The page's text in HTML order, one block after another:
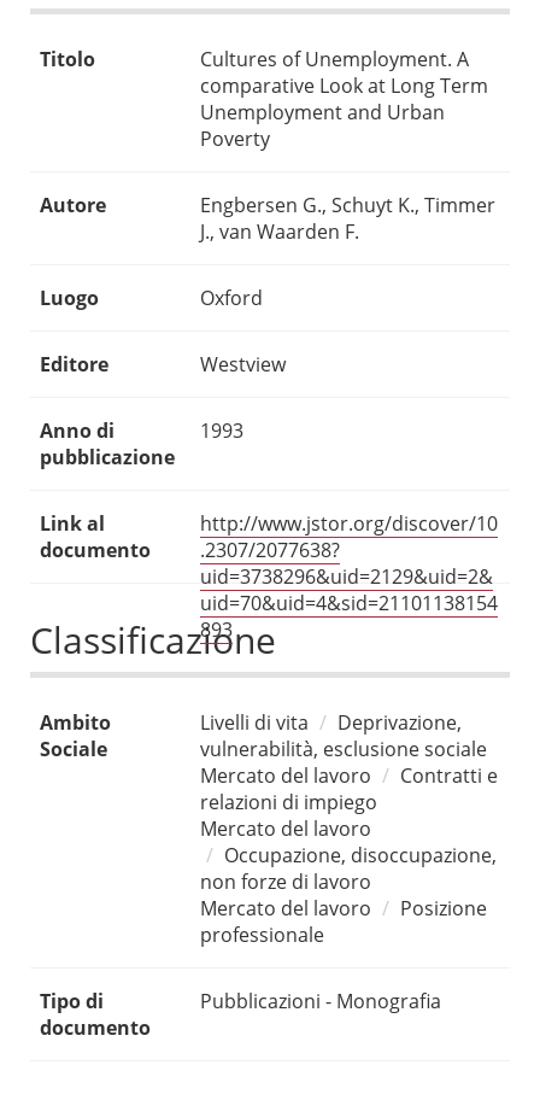
Titolo
Cultures of Unemployment. A
comparative Look at Long Term
Unemployment and Urban
Poverty
Autore
Engbersen G., Schuyt K., Timmer
J., van Waarden F.
Luogo Oxford
Editore Westview
Anno di
pubblicazione
1993
Link al
documento
http://www.jstor.org/discover/10
.2307/2077638?
uid=3738296&uid=2129&uid=2&
uid=70&uid=4&sid=21101138154
893
Classificazione
Ambito
Sociale
Livelli di vita
Deprivazione,
vulnerabilità, esclusione sociale
Mercato del lavoro
Contratti e
relazioni di impiego
Mercato del lavoro
Occupazione, disoccupazione,
non forze di lavoro
Mercato del lavoro
Posizione
professionale
Tipo di
documento
Pubblicazioni - Monografia